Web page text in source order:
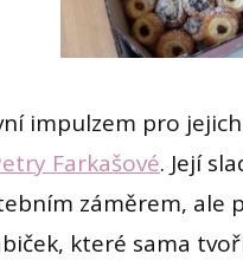
impulzem pro
Farkašové. Její
záměrem, ale
které sama